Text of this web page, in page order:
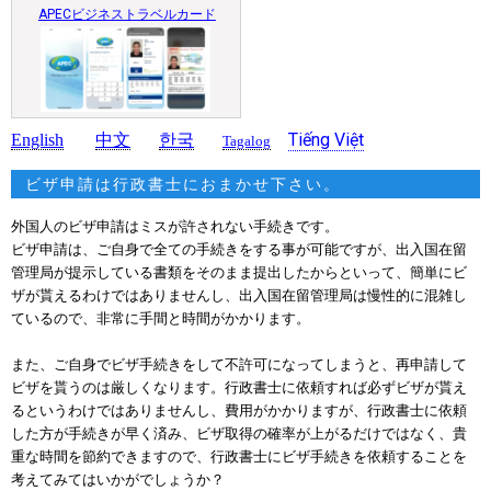
APECビジネストラベルカード
English 中文 한국 Tagalog Tiếng Việt
ビザ申請は行政書士におまかせ下さい。
外国人のビザ申請はミスが許されない手続きです。
ビザ申請は、ご自身で全ての手続きをする事が可能ですが、出入国在留
管理局が提示している書類をそのまま提出したからといって、簡単にビ
ザが貰えるわけではありませんし、出入国在留管理局は慢性的に混雑し
ているので、非常に手間と時間がかかります。
また、ご自身でビザ手続きをして不許可になってしまうと、再申請して
ビザを貰うのは厳しくなります。 行政書士に依頼すれば必ずビザが貰え
るというわけではありませんし、費用がかかりますが、 行政書士に依頼
した方が手続きが早く済み、ビザ取得の確率が上がるだけではなく、貴
重な時間を節約できますので、行政書士にビザ手続きを依頼することを
考えてみてはいかがでしょうか？